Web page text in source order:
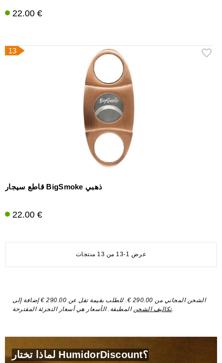
22.00 €
13
قاطع سيجار BigSmoke ذهبي
22.00 €
عرض 1-13 من 13 منتجات
الشحن المجاني من 290.00 €. للطلب بقيمة تقل عن 290.00 € إضافة إلى
تكاليف الشحنالمطبقة. الأسعار هي أسعار التجزئة المقترحة.
لماذا تختار HumidorDiscount؟